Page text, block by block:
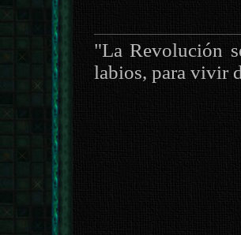
"La Revolución
labios, para vivir